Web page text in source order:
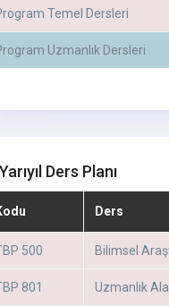
Temel Dersleri
Uzmanlık Dersleri
Ders Planı
Ders
500 Bilimsel
801 Uzmanlık